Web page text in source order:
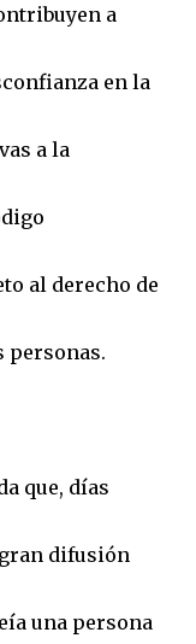
a
en la
a la
al derecho de
personas.
que, días
difusión
una persona